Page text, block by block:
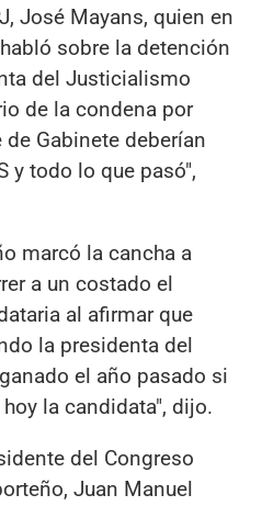
José Mayans, quien en
sobre la detención
del Justicialismo
de la condena por
Gabinete deberían
y todo lo que pasó",
marcó la cancha a
a un costado el
al afirmar que
la presidenta del
el año pasado si
la candidata", dijo.
del Congreso
Juan Manuel